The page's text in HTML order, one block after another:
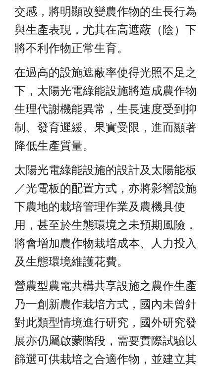
交感，將明顯改變農作物的生長行為
與生產表現，尤其在高遮蔽（陰）下
將不利作物正常生育。
在過高的設施遮蔽率使得光照不足之
下，太陽光電綠能設施將造成農作物
生理代謝機能異常，生長速度受到抑
制、發育遲緩、果實受限，進而顯著
降低生產質量。
太陽光電綠能設施的設計及太陽能板
／光電板的配置方式，亦將影響設施
下農地的栽培管理作業及農機具使
用，甚至於生態環境之未預期風險，
將會增加農作物栽培成本、人力投入
及生態環境維護花費。
營農型農電共構共享設施之農作生產
乃一創新農作栽培方式，國內未曾針
對此類型情境進行研究，國外研究發
展亦仍屬啟蒙階段，需要實際試驗以
篩選可供栽培之合適作物，並建立其